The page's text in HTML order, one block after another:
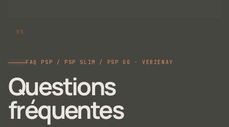
FAQ PSP / PSP SLIM / PSP GO · VERZENAY
Questions
fréquentes